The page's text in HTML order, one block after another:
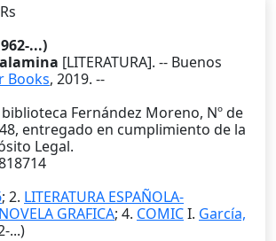
...)
[LITERATURA]. -- Buenos
Books, 2019. --
Fernández Moreno, Nº de
entregado en cumplimiento de la
Legal.
; 2. LITERATURA ESPAÑOLA-
NOVELA GRAFICA; 4. COMICI. García,
...)